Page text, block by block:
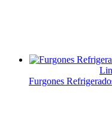
Furgones